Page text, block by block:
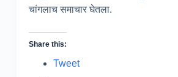
चांगलाच समाचार घेतला.
Share this:
Tweet